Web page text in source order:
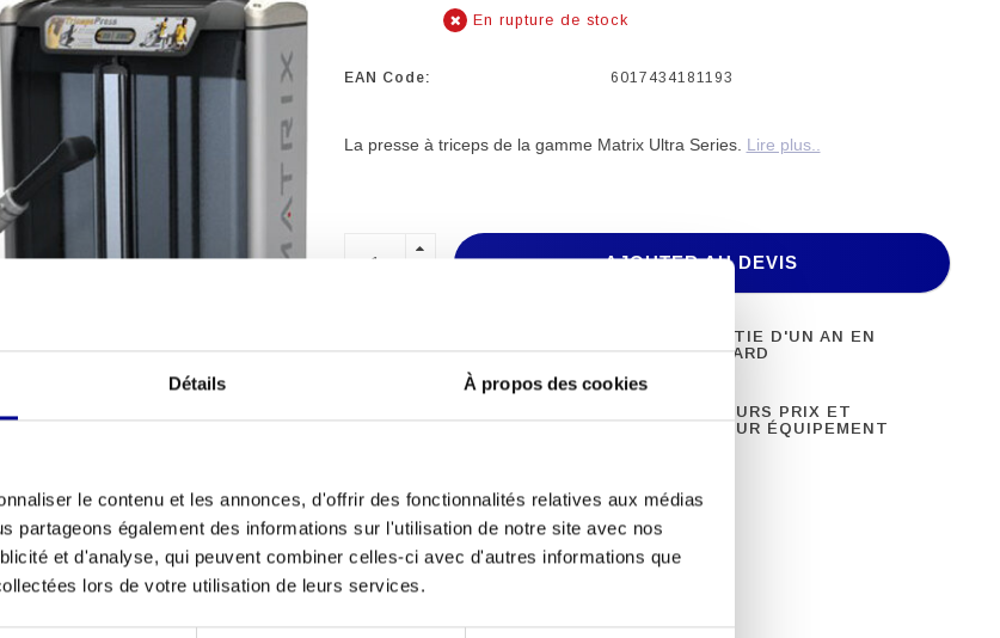
Détails À propos des cookies
le contenu et les annonces, d'offrir des fonctionnalités relatives aux médias
partageons également des informations sur l'utilisation de notre site avec nos
et d'analyse, qui peuvent combiner celles-ci avec d'autres informations que
lors de votre utilisation de leurs services.
En rupture de stock
EAN Code: 6017434181193
La presse à triceps de la gamme Matrix Ultra Series. Lire plus..
AJOUTER AU DEVIS
PROFESSIONNEL
GARANTIE D'UN AN EN
STANDARD
MEILLEURS PRIX ET
MEILLEUR ÉQUIPEMENT